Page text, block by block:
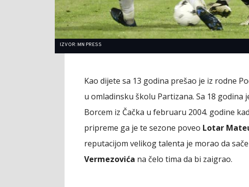
IZVOR: MN PRESS
Kao dijete sa 13 godina prešao je iz rodne
u omladinsku školu Partizana. Sa 18 godina
Borcem iz Čačka u februaru 2004. godine
pripreme ga je te sezone poveo Lotar
reputacijom velikog talenta je morao da
Vermezovića na čelo tima da bi zaigrao.